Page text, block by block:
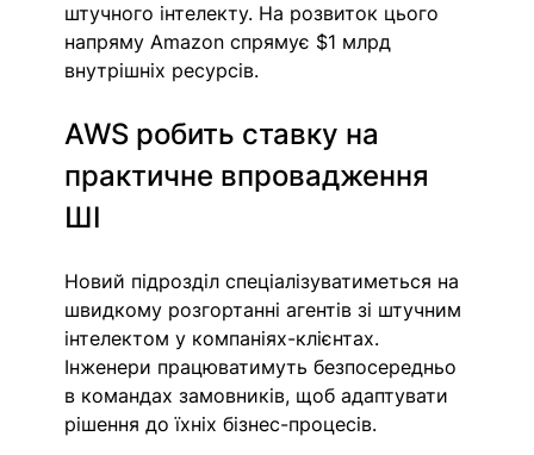
штучного інтелекту. На розвиток цього
напряму Amazon спрямує $1 млрд
внутрішніх ресурсів.
AWS робить ставку на
практичне впровадження
ШІ
Новий підрозділ спеціалізуватиметься на
швидкому розгортанні агентів зі штучним
інтелектом у компаніях-клієнтах.
Інженери працюватимуть безпосередньо
в командах замовників, щоб адаптувати
рішення до їхніх бізнес-процесів.